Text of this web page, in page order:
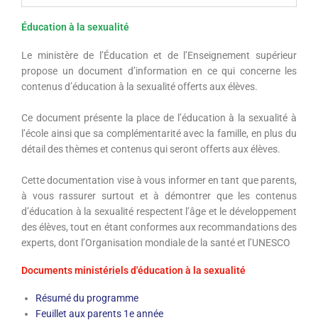
Éducation à la sexualité
Le ministère de l’Éducation et de l’Enseignement supérieur
propose un document d’information en ce qui concerne les
contenus d’éducation à la sexualité offerts aux élèves.
Ce document présente la place de l’éducation à la sexualité à
l’école ainsi que sa complémentarité avec la famille, en plus du
détail des thèmes et contenus qui seront offerts aux élèves.
Cette documentation vise à vous informer en tant que parents,
à vous rassurer surtout et à démontrer que les contenus
d’éducation à la sexualité respectent l’âge et le développement
des élèves, tout en étant conformes aux recommandations des
experts, dont l’Organisation mondiale de la santé et l’UNESCO
Documents ministériels d'éducation à la sexualité
Résumé du programme
Feuillet aux parents 1e année